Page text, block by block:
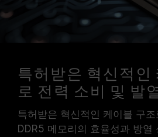
특허받은 혁신적인
로 전력 소비 및 발
특허받은 혁신적인 케이블 구조
DDR5 메모리의 효율성과 방열